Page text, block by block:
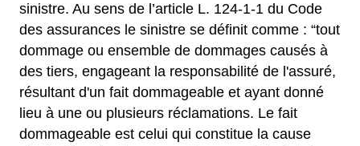
sinistre. Au sens de l’article L. 124-1-1 du Code
des assurances le sinistre se définit comme : “tout
dommage ou ensemble de dommages causés à
des tiers, engageant la responsabilité de l'assuré,
résultant d'un fait dommageable et ayant donné
lieu à une ou plusieurs réclamations. Le fait
dommageable est celui qui constitue la cause